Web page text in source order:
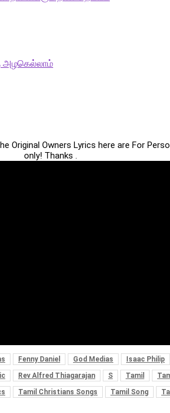
அழகெல்லாம்
Original Owners Lyrics here are For
only! Thanks .
Fenny Daniel God Medias Isaac Philip
Rev Alfred Thiagarajan S Tamil
Tamil Christians Songs Tamil Song